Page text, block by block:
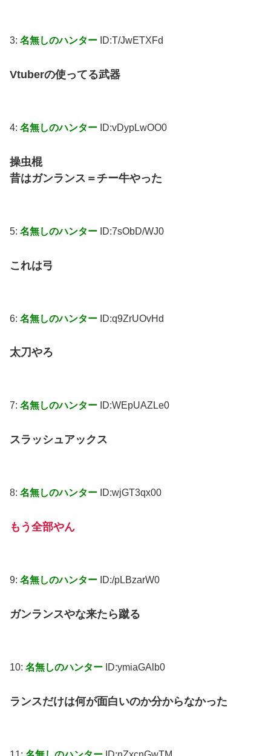
3: 名無しのハンター ID:T/JwETXFd
Vtuberの使ってる武器
4: 名無しのハンター ID:vDypLwOO0
操虫棍
昔はガンランス＝チー牛やった
5: 名無しのハンター ID:7sObD/WJ0
これは弓
6: 名無しのハンター ID:q9ZrUOvHd
太刀やろ
7: 名無しのハンター ID:WEpUAZLe0
スラッシュアックス
8: 名無しのハンター ID:wjGT3qx00
もう全部やん
9: 名無しのハンター ID:/pLBzarW0
ガンランスやな来たら蹴る
10: 名無しのハンター ID:ymiaGAlb0
ランスだけは何が面白いのか分からなかった